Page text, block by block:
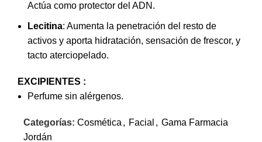
Actúa como protector del ADN.
Lecitina: Aumenta la penetración del resto de
activos y aporta hidratación, sensación de frescor, y
tacto aterciopelado.
EXCIPIENTES :
Perfume sin alérgenos.
Categorías: Cosmética , Facial , Gama Farmacia
Jordán